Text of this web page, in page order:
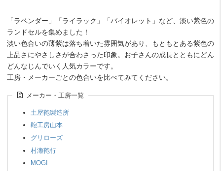
「ラベンダー」「ライラック」「バイオレット」など、淡い紫色の
ランドセルを集めました！
淡い色合いの薄紫は落ち着いた雰囲気があり、もともとある紫色の
上品さにやさしさが合わさった印象。お子さんの成長とともにどん
どんなじんでいく人気カラーです。
工房・メーカーごとの色合いを比べてみてください。
メーカー・工房一覧
土屋鞄製造所
鞄工房山本
グリローズ
村瀬鞄行
MOGI